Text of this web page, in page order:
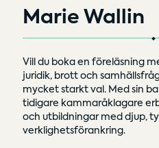
Marie Wallin
Vill du boka en föreläsning
juridik, brott och
mycket starkt val. Med sin
tidigare kammaråklagare
och utbildningar med djup,
verklighetsförankring.